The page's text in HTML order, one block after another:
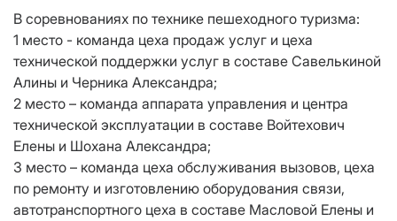
В соревнованиях по технике пешеходного туризма:
1 место - команда цеха продаж услуг и цеха
технической поддержки услуг в составе Савелькиной
Алины и Черника Александра;
2 место – команда аппарата управления и центра
технической эксплуатации в составе Войтехович
Елены и Шохана Александра;
3 место – команда цеха обслуживания вызовов, цеха
по ремонту и изготовлению оборудования связи,
автотранспортного цеха в составе Масловой Елены и